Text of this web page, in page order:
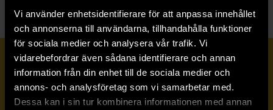
Vi använder enhetsidentifierare för att anpassa innehållet
och annonserna till användarna, tillhandahålla funktioner
för sociala medier och analysera vår trafik. Vi
vidarebefordrar även sådana identifierare och annan
information från din enhet till de sociala medier och
annons- och analysföretag som vi samarbetar med.
Dessa kan i sin tur kombinera informationen med annan
Prenumerera på vårt nyhetsbrev
Veckobrevet